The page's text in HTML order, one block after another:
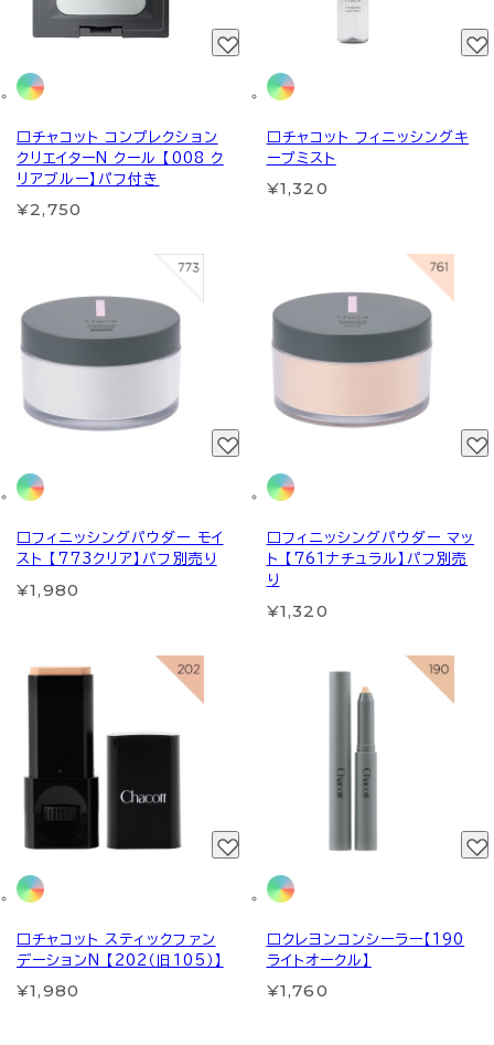
□チャコット コンプレクション
クリエイターN クール 【008 ク
リアブルー】パフ付き
¥2,750
□チャコット フィニッシングキ
ープミスト
¥1,320
□フィニッシングパウダー モイ
スト 【773クリア】パフ別売り
¥1,980
□フィニッシングパウダー マッ
ト 【761ナチュラル】パフ別売
り
¥1,320
□チャコット スティックファン
デーションN 【202（旧105）】
¥1,980
□クレヨンコンシーラー【190
ライトオークル】
¥1,760